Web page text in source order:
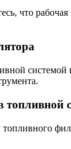
что
системой